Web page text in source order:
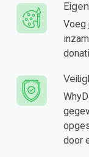
Voeg
door